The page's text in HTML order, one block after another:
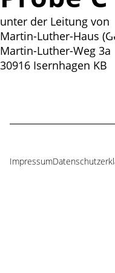
unter der Leitung von
Martin-Luther-Haus
Martin-Luther-Weg 3a
30916 Isernhagen KB
Navigation
Impressum